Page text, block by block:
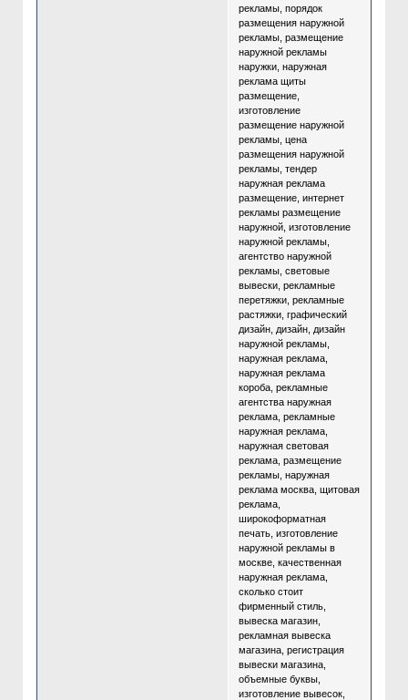
рекламы, порядок
размещения наружной
рекламы, размещение
наружной рекламы
наружки, наружная
реклама щиты
размещение,
изготовление
размещение наружной
рекламы, цена
размещения наружной
рекламы, тендер
наружная реклама
размещение, интернет
рекламы размещение
наружной, изготовление
наружной рекламы,
агентство наружной
рекламы, световые
вывески, рекламные
перетяжки, рекламные
растяжки, графический
дизайн, дизайн, дизайн
наружной рекламы,
наружная реклама,
наружная реклама
короба, рекламные
агентства наружная
реклама, рекламные
наружная реклама,
наружная световая
реклама, размещение
рекламы, наружная
реклама москва, щитовая
реклама,
широкоформатная
печать, изготовление
наружной рекламы в
москве, качественная
наружная реклама,
сколько стоит
фирменный стиль,
вывеска магазин,
рекламная вывеска
магазина, регистрация
вывески магазина,
объемные буквы,
изготовление вывесок,